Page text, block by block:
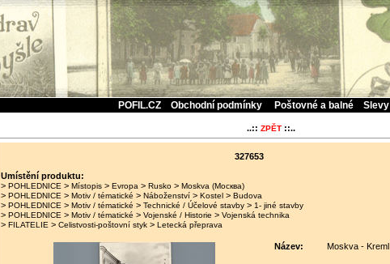
POFIL.CZ Obchodní podmínky Poštovné a balné Slevy
..:: ZPĚT ::..
327653
Umístění produktu:
> POHLEDNICE > Místopis> Evropa > Rusko> Moskva (Москва)
> POHLEDNICE > Motiv / tématické > Náboženství> Kostel> Budova
> POHLEDNICE > Motiv / tématické > Technické / Účelové stavby> 1- jiné stavby
> POHLEDNICE > Motiv / tématické > Vojenské / Historie > Vojenská technika
> FILATELIE > Celistvosti-poštovní styk> Letecká přeprava
Název: Moskva - Kreml